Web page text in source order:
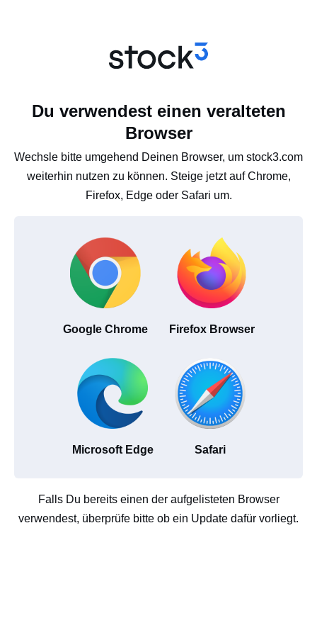
Du verwendest einen veralteten
Browser
Wechsle bitte umgehend Deinen Browser, um stock3.com
weiterhin nutzen zu können. Steige jetzt auf Chrome,
Firefox, Edge oder Safari um.
Google Chrome Firefox Browser
Microsoft Edge Safari
Falls Du bereits einen der aufgelisteten Browser
verwendest, überprüfe bitte ob ein Update dafür vorliegt.